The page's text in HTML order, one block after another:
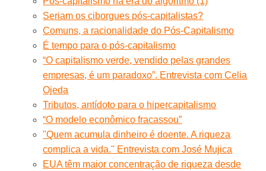
Seriam os ciborgues pós-capitalistas?
Comuns, a racionalidade do Pós-Capitalismo
É tempo para o pós-capitalismo
“O capitalismo verde, vendido pelas grandes
empresas, é um paradoxo”. Entrevista com Celia
Ojeda
Tributos, antídoto para o hipercapitalismo
“O modelo econômico fracassou”
"Quem acumula dinheiro é doente. A riqueza
complica a vida." Entrevista com José Mujica
EUA têm maior concentração de riqueza desde